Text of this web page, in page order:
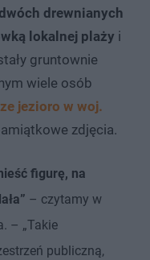
drewnianych
lokalnej plaży i
gruntownie
wiele osób
jezioro w woj.
zdjęcia.
figurę, na
– czytamy w
– „Takie
publiczną,